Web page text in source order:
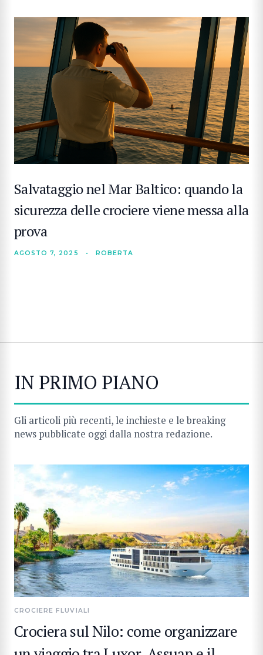
Salvataggio nel Mar Baltico: quando la
sicurezza delle crociere viene messa alla
prova
AGOSTO 7, 2025 • ROBERTA
IN PRIMO PIANO
Gli articoli più recenti, le inchieste e le breaking
news pubblicate oggi dalla nostra redazione.
CROCIERE FLUVIALI
Crociera sul Nilo: come organizzare